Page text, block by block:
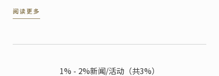
先生、副校长施雯女士、特邀嘉宾中国烹饪大师·国家
阅读更多
1% - 2%新闻/活动（共3%）